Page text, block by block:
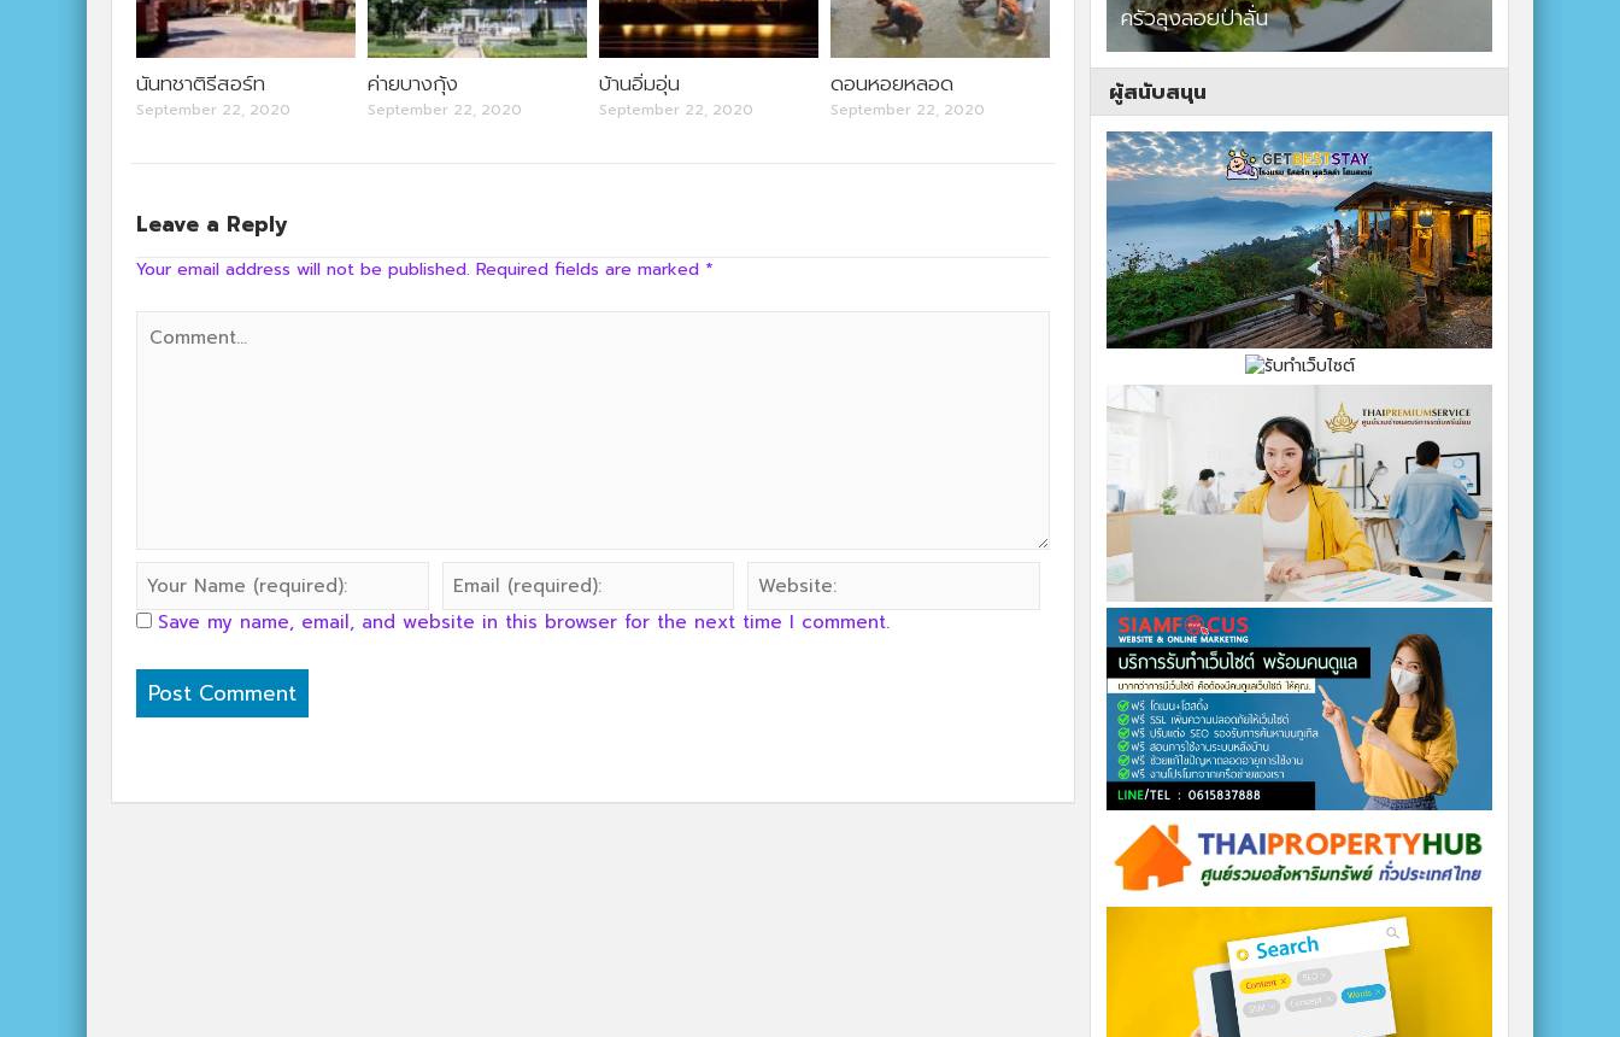
นันทชาติรีสอร์ท
September 22, 2020
ค่ายบางกุ้ง
September 22, 2020
บ้านอิ่มอุ่น
September 22, 2020
ดอนหอยหลอด
September 22, 2020
Leave a Reply
Your email address will not be published. Required fields are marked *
Save my name, email, and website in this browser for the next time I comment.
ครัวลุงลอยป่าลั่น ร้าน baboo bear สาขาสนามชัยเขต
ผู้สนับสนุน